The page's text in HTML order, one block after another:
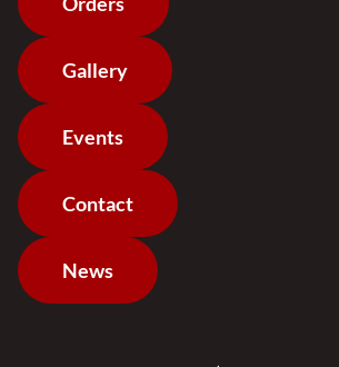
Gallery
Events
Contact
News